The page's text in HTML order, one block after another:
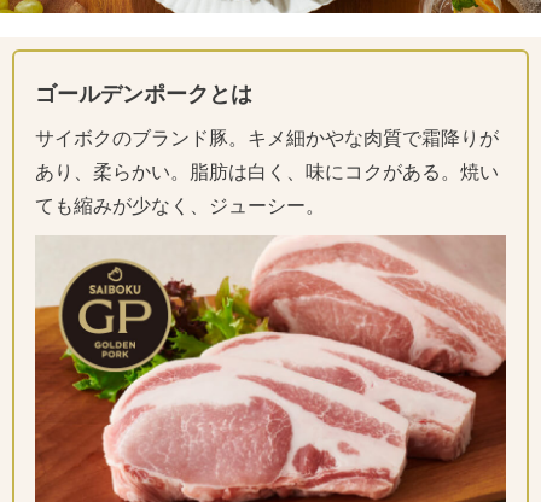
ゴールデンポークとは
サイボクのブランド豚。キメ細かやな肉質で霜降りが
あり、柔らかい。脂肪は白く、味にコクがある。焼い
ても縮みが少なく、ジューシー。